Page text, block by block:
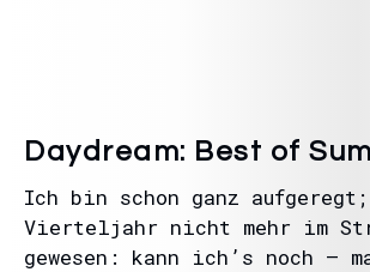
Daydream: Best of
Ich bin schon ganz
Vierteljahr nicht mehr im
gewesen: kann ich’s noch –